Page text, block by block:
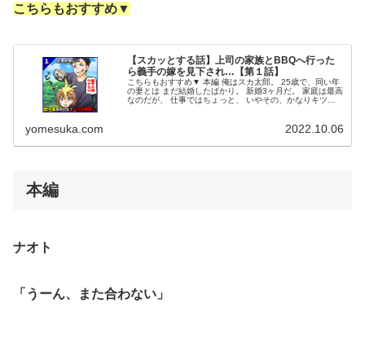
こちらもおすすめ▼
【スカッとする話】上司の家族とBBQへ行った
ら義手の嫁を見下され…【第１話】
こちらもおすすめ▼ 本編 俺はスカ太郎。 25歳で、同い年
の妻とは まだ結婚したばかり。 新婚3ヶ月だ。 家庭は最高
なのだが、 仕事ではちょっと、 いやその、かなりキツ
yomesuka.com 2022.10.06
本編
ナオト
「うーん、また合わない」